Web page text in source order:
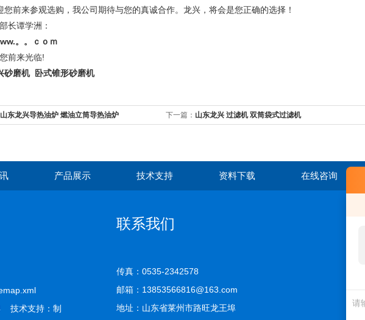
您前来参观选购，我公司期待与您的真诚合作。龙兴，将会是您正确的选择！
谭学洲：
。。ｃｏｍ
前来光临!
砂磨机 卧式锥形砂磨机
山东龙兴导热油炉 燃油立筒导热油炉 下一篇： 山东龙兴 过滤机 双筒袋式过滤机
产品展示 技术支持 资料下载 在线咨询
技术支持： 制
联系我们
传真：0535-2342578
邮箱：13853566816@163.com
地址：山东省莱州市路旺龙王埠